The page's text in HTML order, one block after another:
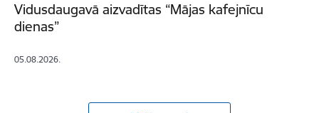
Vidusdaugavā aizvadītas “Mājas kafejnīcu
dienas”
05.08.2026.